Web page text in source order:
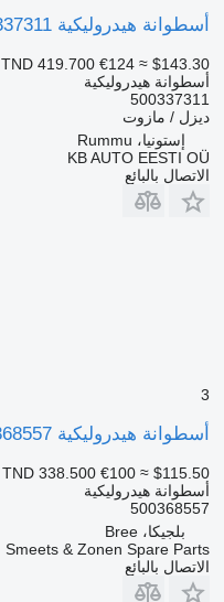
أسطوانة هيدروليكية IVECO 500337311 لـ الشاحنات IVECO Stralis, Trakker (2002-)
TND 419.700 €124 ≈ $143.30
أسطوانة هيدروليكية
500337311
ديزل / مازوت
إستونيا، Rummu
KB AUTO EESTI OÜ
الاتصال بالبائع
3
أسطوانة هيدروليكية IVECO Occ cabinekantelcilinder Stralis 500368557 لـ الشاحنات
TND 338.500 €100 ≈ $115.50
أسطوانة هيدروليكية
500368557
بلجيكا، Bree
Smeets & Zonen Spare Parts
الاتصال بالبائع